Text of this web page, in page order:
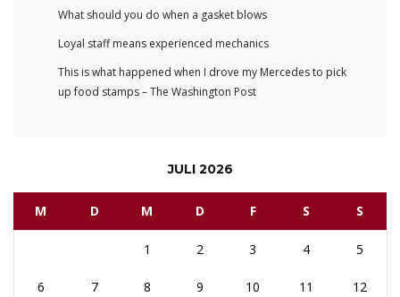
What should you do when a gasket blows
Loyal staff means experienced mechanics
This is what happened when I drove my Mercedes to pick
up food stamps – The Washington Post
JULI 2026
M D M D F S S
1 2 3 4 5
6 7 8 9 10 11 12